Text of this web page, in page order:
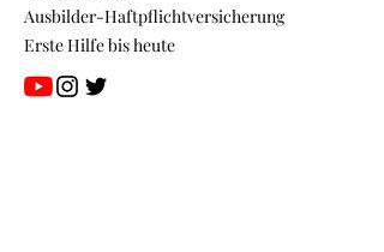
Ausbilder-Haftpflichtversicherung
Erste Hilfe bis heute